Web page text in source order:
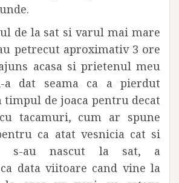
de la sat si varul mai mare
petrecut aproximativ 3 ore
acasa si prietenul meu
a dat seama ca a pierdut
timpul de joaca pentru decat
tacamuri, cum ar spune
ca atat vesnicia cat si
s-au nascut la sat, a
data viitoare cand vine la